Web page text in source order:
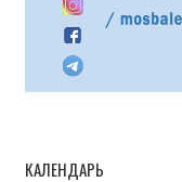
КАЛЕНДАРЬ